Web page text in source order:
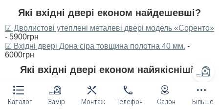
Каталог Замір Монтаж Телефон Салон Більше
Які вхідні двері економ найдешевші?
☑ Дволистові утеплені металеві двері модель «Соренто»
- 5900грн
☑ Вхідні двері Дона сіра товщина полотна 40 мм. -
6000грн
Які вхідні двері економ найякісніші?
☑ Вхідні двері «Перфект», чорно-білі, коробка з чвертю
утеплена, товщина полотна 75 мм.- 19300грн
☑ Вхідні двері «Сакура», товщина металу 1.5 мм,